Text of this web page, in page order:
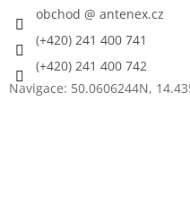
obchod @ antenex.cz
(+420) 241 400 741
(+420) 241 400 742
Navigace: 50.0606244N,